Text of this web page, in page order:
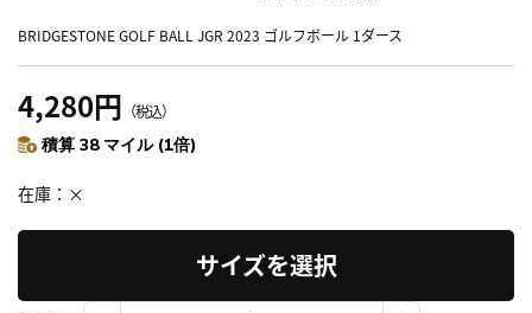
BRIDGESTONE GOLF BALL JGR 2023 ゴルフボール 1ダース
4,280円 （税込）
積算 38 マイル (1倍)
在庫 ×
サイズを選択